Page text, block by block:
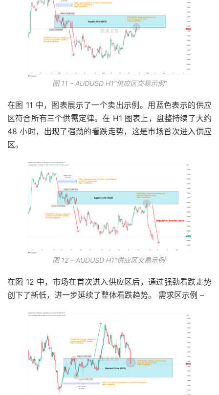
图 11 – AUDUSD H1“供应区交易示例”
在图 11 中，图表展示了一个卖出示例。用蓝色表示的供应
区符合所有三个供需定律。在 H1 图表上，盘整持续了大约
48 小时，出现了强劲的看跌走势，这是市场首次进入供应
区。
图 12 – AUDUSD H1“供应区交易示例”
在图 12 中，市场在首次进入供应区后，通过强劲看跌走势
创下了新低，进一步延续了整体看跌趋势。 需求区示例 –